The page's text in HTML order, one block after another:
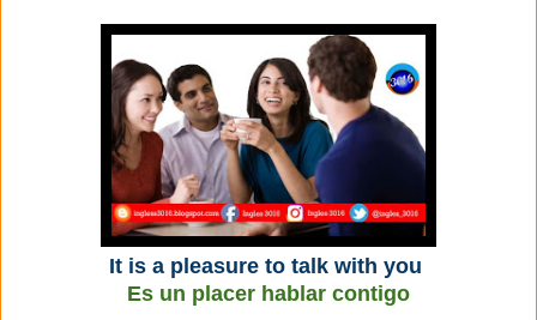
It is a pleasure to talk with you
Es un placer hablar contigo